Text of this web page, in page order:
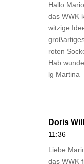
Hallo
das WWK
witzige
roten
Hab
lg Martina
Doris
11:36
Liebe
das WWK